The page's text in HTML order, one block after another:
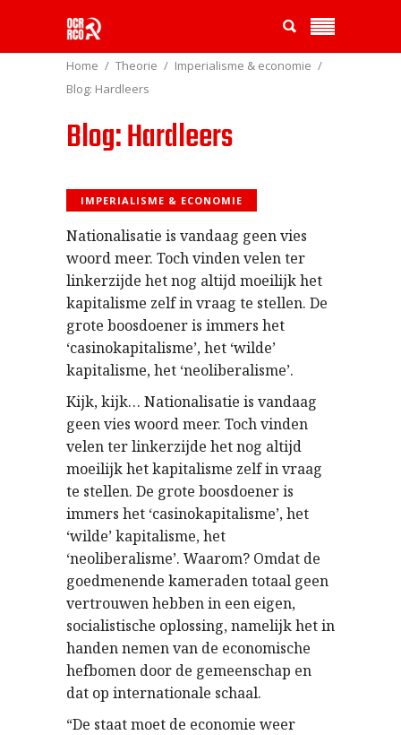
Home Theorie
Imperialisme & economie
Blog: Hardleers
Blog: Hardleers
IMPERIALISME & ECONOMIE
Nationalisatie is vandaag geen vies
woord meer. Toch vinden velen ter
linkerzijde het nog altijd moeilijk het
kapitalisme zelf in vraag te stellen. De
grote boosdoener is immers het
‘casinokapitalisme’, het ‘wilde’
kapitalisme, het ‘neoliberalisme’.
Kijk, kijk… Nationalisatie is vandaag
geen vies woord meer. Toch vinden
velen ter linkerzijde het nog altijd
moeilijk het kapitalisme zelf in vraag
te stellen. De grote boosdoener is
immers het ‘casinokapitalisme’, het
‘wilde’ kapitalisme, het
‘neoliberalisme’. Waarom? Omdat de
goedmenende kameraden totaal geen
vertrouwen hebben in een eigen,
socialistische oplossing, namelijk het in
handen nemen van de economische
hefbomen door de gemeenschap en
dat op internationale schaal.
“De staat moet de economie weer